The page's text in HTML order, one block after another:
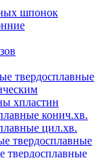
шпонок
твердосплавные
хпластин
конич.хв.
цил.хв.
твердосплавные
твердосплавные